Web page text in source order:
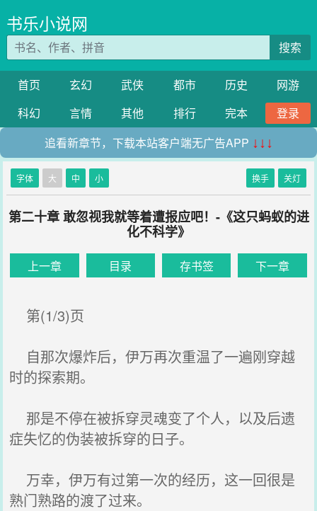
书乐小说网
搜索
首页 玄幻 武侠 都市 历史
网游
科幻
言情 其他 排行 完本
登录
追看新章节，下载本站客户端无广告APP ↓↓↓
字体 大 中 小 换手 关灯
第二十章 敢忽视我就等着遭报应吧！-《这只蚂蚁的进
化不科学》
上一章 目录 存书签 下一章
第(1/3)页
自那次爆炸后，伊万再次重温了一遍刚穿越
时的探索期。
那是不停在被拆穿灵魂变了个人，以及后遗
症失忆的伪装被拆穿的日子。
万幸，伊万有过第一次的经历，这一回很是
熟门熟路的渡了过来。